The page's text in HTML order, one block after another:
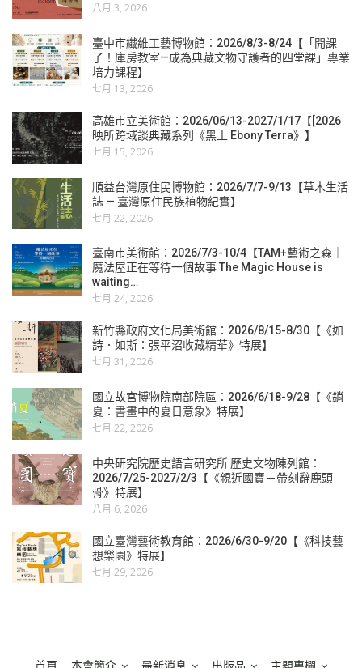
八月 3, 2026
臺中市纖維工藝博物館：2026/8/3-8/24【「開課
了！庫房教室—成為典藏文物守護者的四堂課」專業
培力課程】
七月 13, 2026
高雄市立美術館：2026/06/13-2027/1/17【[2026
映所跨域談典藏系列《黑土 Ebony Terra》】
七月 15, 2026
順益台灣原住民博物館：2026/7/7-9/13【草木生活
誌 — 臺灣原住民族植物紀實】
七月 22, 2026
臺南市美術館：2026/7/3-10/4【TAM+藝術之森｜
魔法屋正在等待一個故事 The Magic House is
waiting…
七月 24, 2026
新竹縣政府文化局美術館：2026/8/15-8/30【《如
詩．如斯：張平沼收藏精華》特展】
七月 31, 2026
國立故宮博物院南部院區：2026/6/18-9/28【《銷
夏：書畫中的夏日意象》特展】
七月 22, 2026
中央研究院歷史語言研究所 歷史文物陳列館：
2026/7/25-2027/2/3【《親近國寶－帶刻辭鹿頭
骨》特展】
八月 6, 2026
國立臺灣藝術教育館：2026/6/30-9/20【《科技藝
想樂園》特展】
七月 29, 2026